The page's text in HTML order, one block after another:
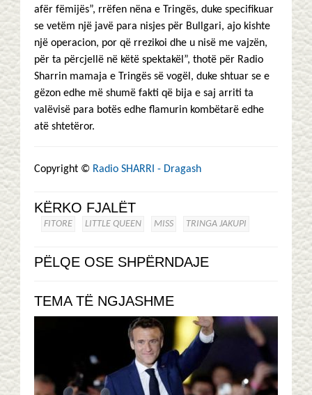
afër fëmijës”, rrëfen nëna e Tringës, duke specifikuar
se vetëm një javë para nisjes për Bullgari, ajo kishte
një operacion, por që rrezikoi dhe u nisë me vajzën,
për ta përcjellë në këtë spektakël”, thotë për Radio
Sharrin mamaja e Tringës së vogël, duke shtuar se e
gëzon edhe më shumë fakti që bija e saj arriti ta
valëvisë para botës edhe flamurin kombëtarë edhe
atë shtetëror.
Copyright © Radio SHARRI - Dragash
KËRKO FJALËT
FITORE LITTLE QUEEN MISS TRINGA JAKUPI
PËLQE OSE SHPËRNDAJE
TEMA TË NGJASHME